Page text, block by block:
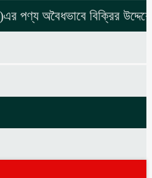
পণ্য অবৈধভাবে বিক্রির